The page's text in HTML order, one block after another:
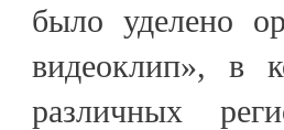
было уделено
видеоклип», в
различных